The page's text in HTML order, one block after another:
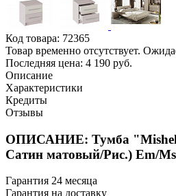
Код товара: 72365
Товар временно отсутствует.
Последняя цена: 4 190 руб.
Описание
Характеристики
Кредиты
Отзывы
ОПИСАНИЕ: Тумба
Сатин матовый/Рис.) Em/Ms
Гарантия 24 месяца
Гарантия на доставку